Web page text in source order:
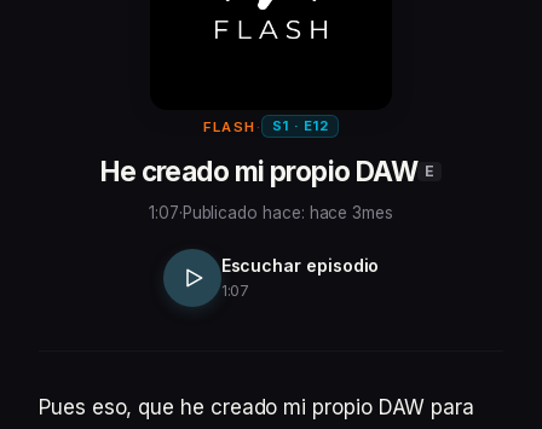
FLASH · S1 · E12
He creado mi propio DAW E
1:07·Publicado hace: hace 3mes
Escuchar episodio
1:07
Pues eso, que he creado mi propio DAW para